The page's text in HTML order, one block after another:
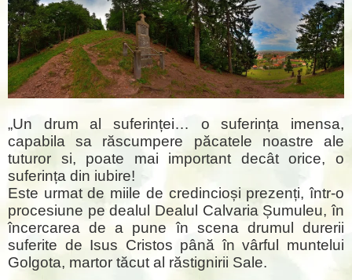
„Un drum al suferinței… o suferința imensa,
capabila sa răscumpere păcatele noastre ale
tuturor si, poate mai important decât orice, o
suferința din iubire!
Este urmat de miile de credincioși prezenți, într-o
procesiune pe dealul Dealul Calvaria Șumuleu, în
încercarea de a pune în scena drumul durerii
suferite de Isus Cristos până în vârful muntelui
Golgota, martor tăcut al răstignirii Sale.